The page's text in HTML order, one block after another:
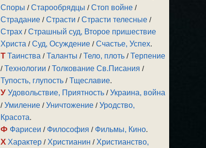
Споры /Старообрядцы /Стоп войне /
Страдание /Страсти /Страсти телесные /
Страх /Страшный суд, Второе пришествие
Христа /Суд, Осуждение /Счастье, Успех.
Т Таинства /Таланты /Тело, плоть /Терпение
/Технологии /Толкование Св.Писания /
Тупость, глупость /Тщеславие.
У Удовольствие, Приятность /Украина, война
/Умиление /Уничтожение /Уродство,
Красота.
Ф Фарисеи / Философия / Фильмы, Кино.
Х Характер / Христианин / Христианство,